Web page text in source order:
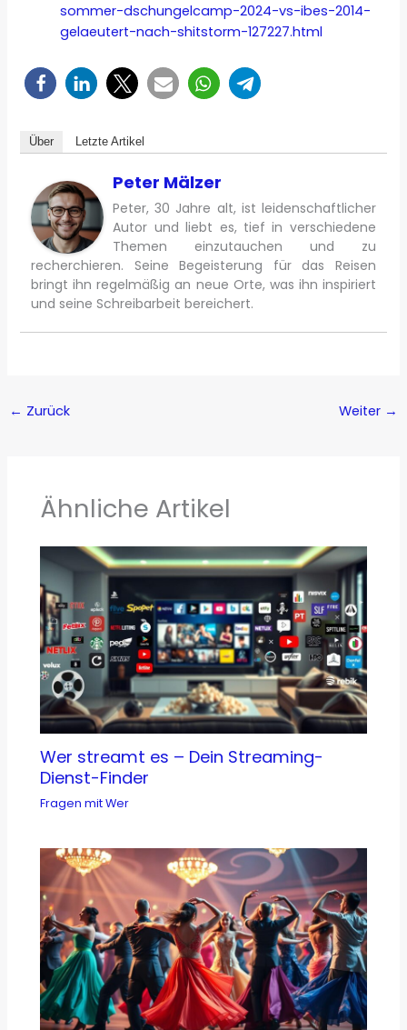
sommer-dschungelcamp-2024-vs-ibes-2014-
gelaeutert-nach-shitstorm-127227.html
Über Letzte Artikel
Peter Mälzer
Peter, 30 Jahre alt, ist leidenschaftlicher
Autor und liebt es, tief in verschiedene
Themen einzutauchen und zu
recherchieren. Seine Begeisterung für das Reisen
bringt ihn regelmäßig an neue Orte, was ihn inspiriert
und seine Schreibarbeit bereichert.
← Zurück Weiter →
Ähnliche Artikel
Wer streamt es – Dein Streaming-
Dienst-Finder
Fragen mit Wer